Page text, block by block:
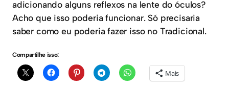
adicionando alguns reflexos na lente do óculos?
Acho que isso poderia funcionar. Só precisaria
saber como eu poderia fazer isso no Tradicional.
Compartilhe isso:
Mais